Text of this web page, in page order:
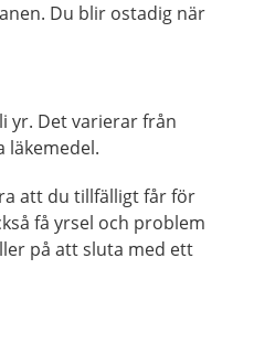
Du blir ostadig när
yr. Det varierar från
läkemedel.
att du tillfälligt får för
få yrsel och problem
på att sluta med ett